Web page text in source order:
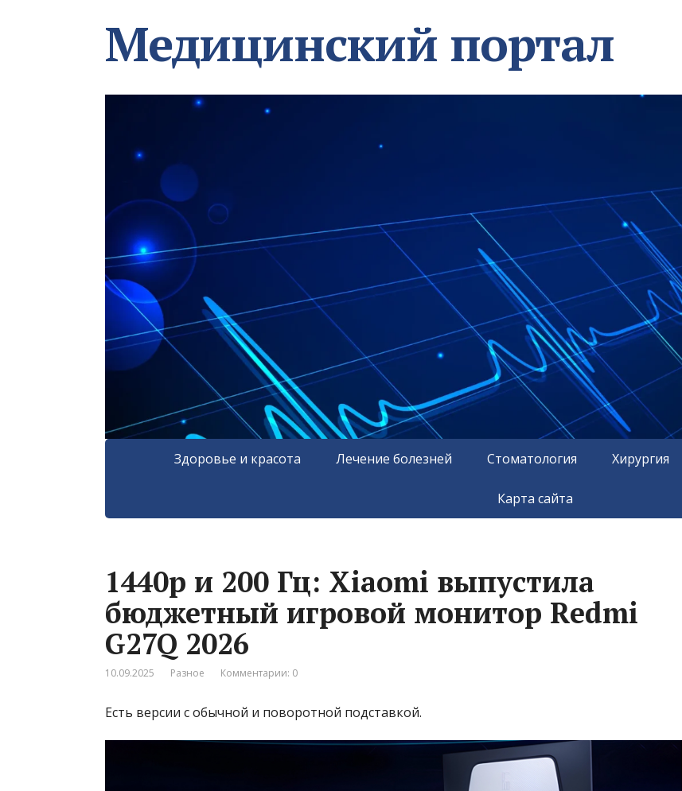
Медицинский портал
Здоровье и красота Лечение болезней Стоматология Хирургия
Карта сайта
1440p и 200 Гц: Xiaomi выпустила
бюджетный игровой монитор Redmi
G27Q 2026
10.09.2025 Разное Комментарии: 0
Есть версии с обычной и поворотной подставкой.